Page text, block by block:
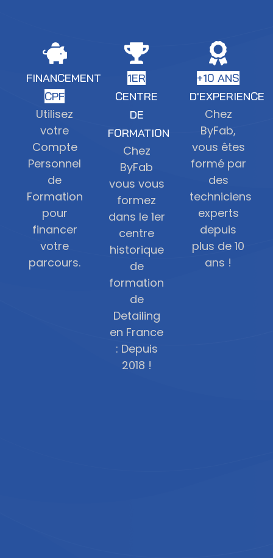
FINANCEMENT
CPF
Utilisez
votre
Compte
Personnel
de
Formation
pour
financer
votre
parcours.
1ER
CENTRE
DE
FORMATION
Chez
ByFab
vous vous
formez
dans le 1er
centre
historique
de
formation
de
Detailing
en France
: Depuis
2018 !
+10 ANS
D'EXPERIENCE
Chez
ByFab,
vous êtes
formé par
des
techniciens
experts
depuis
plus de 10
ans !